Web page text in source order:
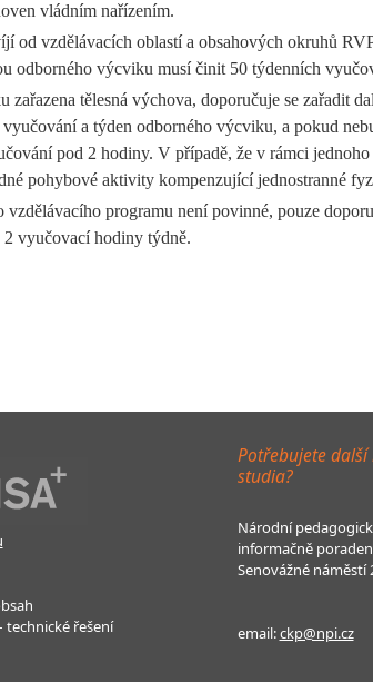
vládním nařízením.
od vzdělávacích oblastí a obsahových okruhů
odborného výcviku musí činit 50 týdenních
zařazena tělesná výchova, doporučuje se
vyučování a týden odborného výcviku, a pokud
pod 2 hodiny. V případě, že v rámci
pohybové aktivity kompenzující jednostranné
programu není povinné, pouze
vyučovací hodiny týdně.
technické řešení
Potřebujete
studia?
Národní
informačně
Senovážné náměstí
email:ckp@npi.cz